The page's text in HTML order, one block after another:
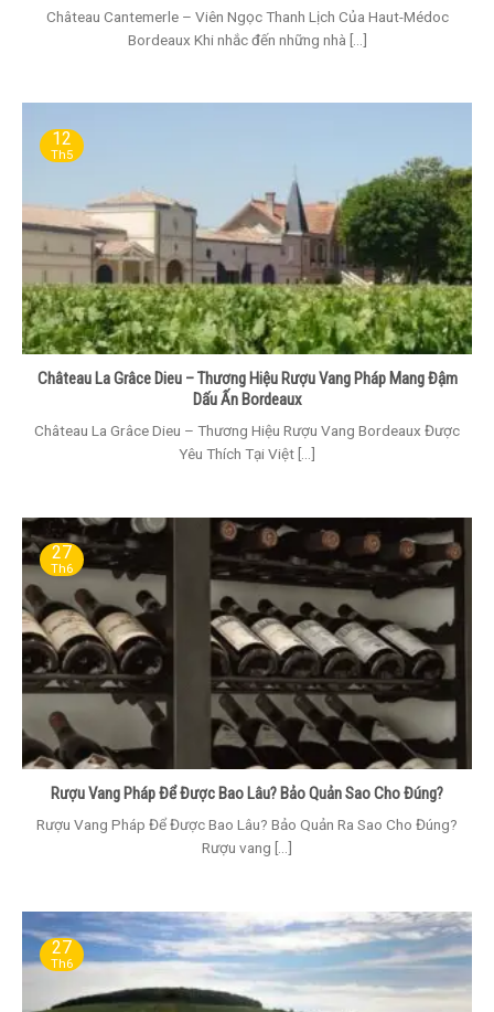
Château Cantemerle – Viên Ngọc Thanh Lịch Của Haut-Médoc
Bordeaux Khi nhắc đến những nhà [...]
Château La Grâce Dieu – Thương Hiệu Rượu Vang Pháp Mang Đậm
Dấu Ấn Bordeaux
Château La Grâce Dieu – Thương Hiệu Rượu Vang Bordeaux Được
Yêu Thích Tại Việt [...]
12
Th5
Rượu Vang Pháp Để Được Bao Lâu? Bảo Quản Sao Cho Đúng?
Rượu Vang Pháp Để Được Bao Lâu? Bảo Quản Ra Sao Cho Đúng?
Rượu vang [...]
27
Th6
27
Th6